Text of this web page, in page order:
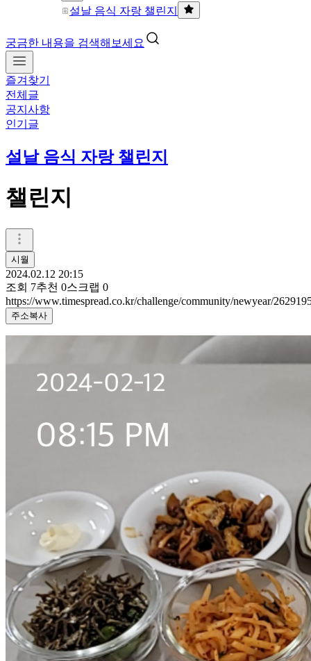
설날 음식 자랑 챌린지
궁금한 내용을 검색해보세요
즐겨찾기
전체글
공지사항
인기글
설날 음식 자랑 챌린지
챌린지
시월
2024.02.12 20:15
조회 7추천 0스크랩 0
https://www.timespread.co.kr/challenge/community/newyear/
주소복사